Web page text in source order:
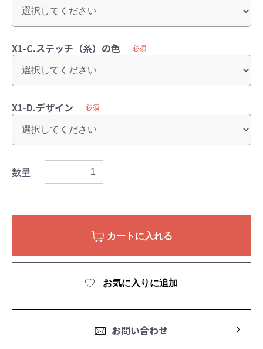
X1-C.ステッチ（糸）の色 必須
X1-D.デザイン 必須
数量
カートに入れる
お気に入りに追加
お問い合わせ